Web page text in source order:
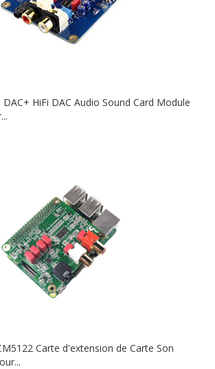
HiFi DAC Audio Sound Card Module
Carte d'extension de Carte Son